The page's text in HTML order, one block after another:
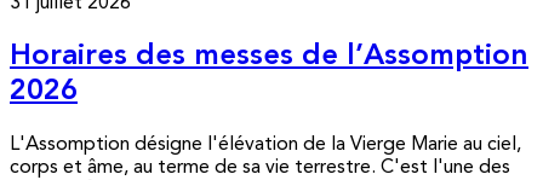
31 juillet 2026
Horaires des messes de l’Assomption
2026
L'Assomption désigne l'élévation de la Vierge Marie au ciel,
corps et âme, au terme de sa vie terrestre. C'est l'une des